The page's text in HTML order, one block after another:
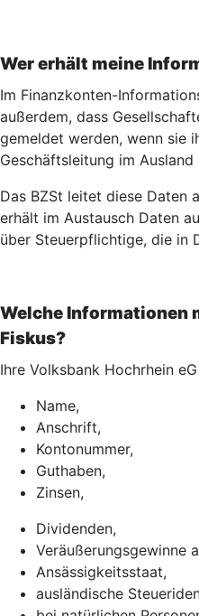
Wer erhält meine
Im Finanzkonten-
außerdem, dass
gemeldet werden, wenn sie
Geschäftsleitung im Ausland
Das BZSt leitet diese Daten
erhält im Austausch Daten
über Steuerpflichtige, die in
Welche Informationen
Fiskus?
Ihre Volksbank Hochrhein
Name,
Anschrift,
Kontonummer,
Guthaben,
Zinsen,
Dividenden,
Veräußerungsgewinne
Ansässigkeitsstaat,
ausländische